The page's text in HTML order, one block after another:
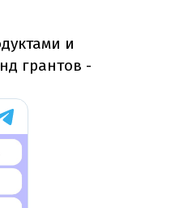
и
грантов -